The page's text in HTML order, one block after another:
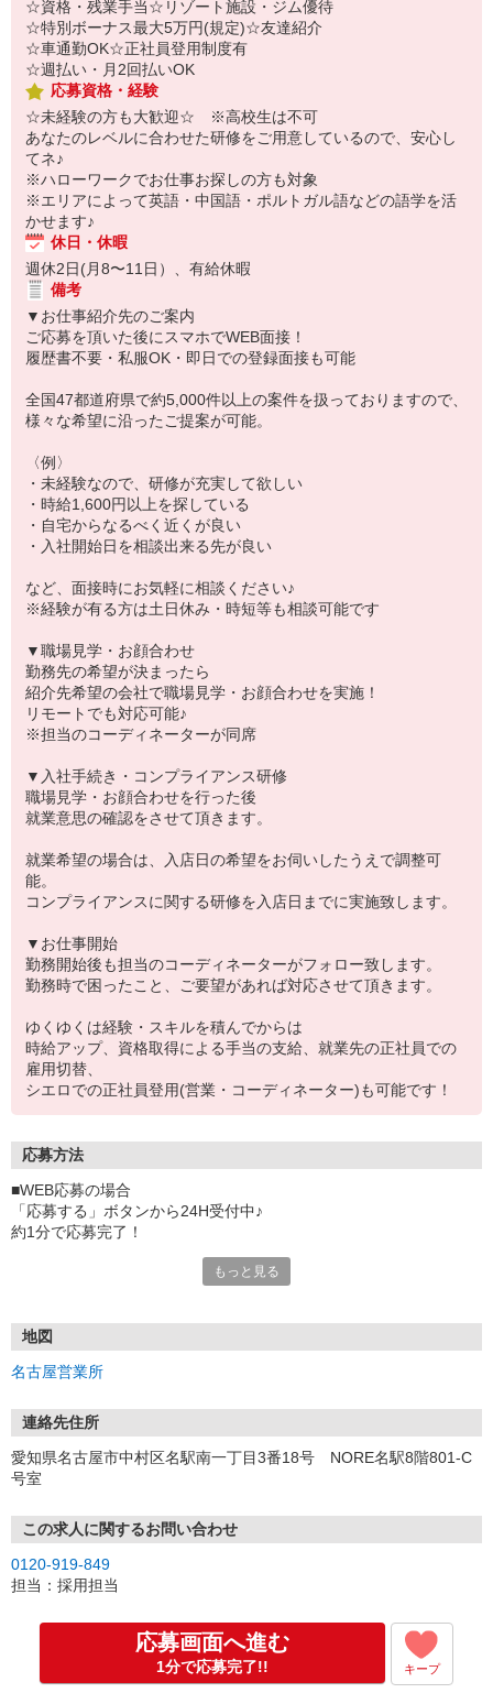
☆資格・残業手当☆リゾート施設・ジム優待
☆特別ボーナス最大5万円(規定)☆友達紹介
☆車通勤OK☆正社員登用制度有
☆週払い・月2回払いOK
応募資格・経験
☆未経験の方も大歓迎☆ ※高校生は不可
あなたのレベルに合わせた研修をご用意しているので、安心し
てネ♪
※ハローワークでお仕事お探しの方も対象
※エリアによって英語・中国語・ポルトガル語などの語学を活
かせます♪
休日・休暇
週休2日(月8〜11日）、有給休暇
備考
▼お仕事紹介先のご案内
ご応募を頂いた後にスマホでWEB面接！
履歴書不要・私服OK・即日での登録面接も可能
全国47都道府県で約5,000件以上の案件を扱っておりますので、
様々な希望に沿ったご提案が可能。
〈例〉
・未経験なので、研修が充実して欲しい
・時給1,600円以上を探している
・自宅からなるべく近くが良い
・入社開始日を相談出来る先が良い
など、面接時にお気軽に相談ください♪
※経験が有る方は土日休み・時短等も相談可能です
▼職場見学・お顔合わせ
勤務先の希望が決まったら
紹介先希望の会社で職場見学・お顔合わせを実施！
リモートでも対応可能♪
※担当のコーディネーターが同席
▼入社手続き・コンプライアンス研修
職場見学・お顔合わせを行った後
就業意思の確認をさせて頂きます。
就業希望の場合は、入店日の希望をお伺いしたうえで調整可
能。
コンプライアンスに関する研修を入店日までに実施致します。
▼お仕事開始
勤務開始後も担当のコーディネーターがフォロー致します。
勤務時で困ったこと、ご要望があれば対応させて頂きます。
ゆくゆくは経験・スキルを積んでからは
時給アップ、資格取得による手当の支給、就業先の正社員での
雇用切替、
シエロでの正社員登用(営業・コーディネーター)も可能です！
応募方法
■WEB応募の場合
「応募する」ボタンから24H受付中♪
約1分で応募完了！
①応募から3営業日を目安に、メールorお電話でご連絡します。
★スマホでWEB面接（LINEなど）・出張面接・事務所面接と選べま
す
③面接実施（履歴書不要）
④勤務開始（スタート日は応相談）
お気軽にご応募ください♪
もっと見る
地図
名古屋営業所
連絡先住所
愛知県名古屋市中村区名駅南一丁目3番18号 NORE名駅8階801-C
号室
この求人に関するお問い合わせ
0120-919-849
担当：採用担当
応募画面へ進む
1分で応募完了!! キープ